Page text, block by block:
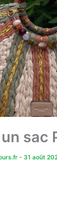
sac
- 31 août